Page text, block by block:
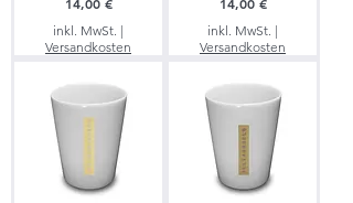
inkl. MwSt. |
Versandkosten
inkl. MwSt. |
Versandkosten